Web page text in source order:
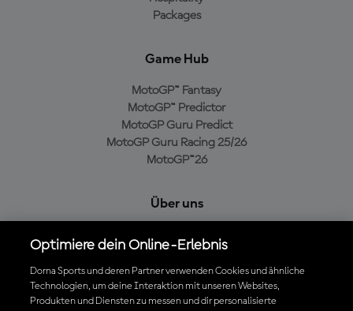
Packages
Game Hub
MotoGP™ Fantasy
MotoGP™ Predictor
MotoGP Guru Predict
MotoGP Guru Racing 25/26
MotoGP™26
Über uns
Cookie-Richtlinien
Geschäftsbedingungen
Datenschutzrichtlinien
Kaufrichtlinie
Optimiere dein Online-Erlebnis
Dorna Sports und deren Partner verwenden Cookies und ähnliche
Technologien, um deine Interaktion mit unseren Websites,
Produkten und Diensten zu messen und dir personalisierte